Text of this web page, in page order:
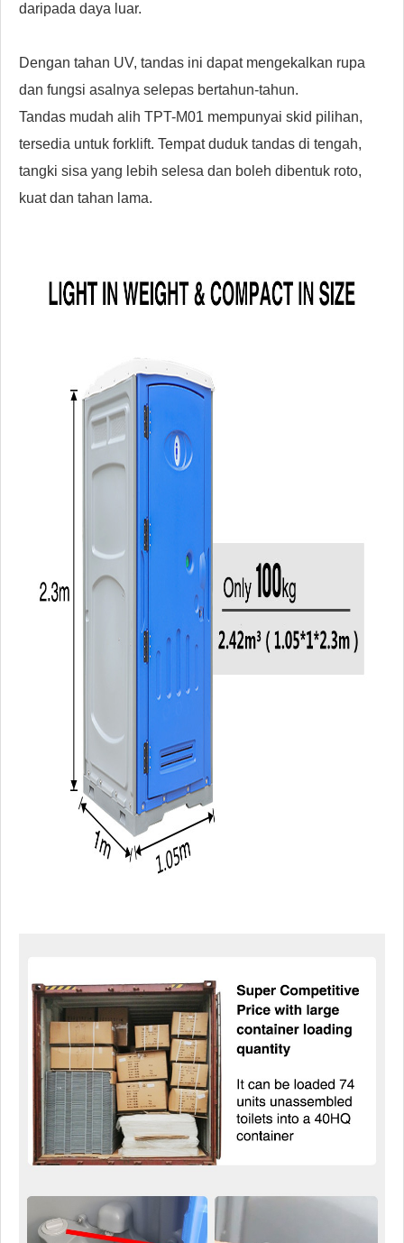
daripada daya luar.
Dengan tahan UV, tandas ini dapat mengekalkan rupa
dan fungsi asalnya selepas bertahun-tahun.
Tandas mudah alih TPT-M01 mempunyai skid pilihan,
tersedia untuk forklift. Tempat duduk tandas di tengah,
tangki sisa yang lebih selesa dan boleh dibentuk roto,
kuat dan tahan lama.